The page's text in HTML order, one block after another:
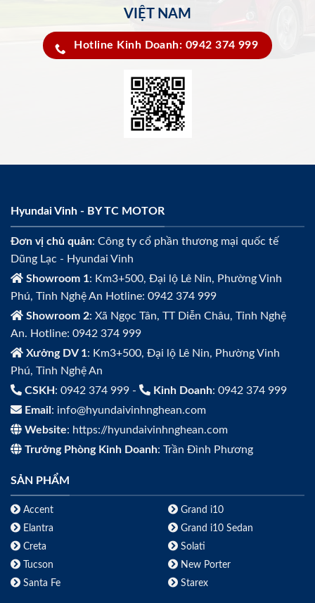
VIỆT NAM
Hotline Kinh Doanh: 0942 374 999
Hyundai Vinh - BY TC MOTOR
Đơn vị chủ quản: Công ty cổ phần thương mại quốc tế
Dũng Lạc - Hyundai Vinh
Showroom 1: Km3+500, Đại lộ Lê Nin, Phường Vinh
Phú, Tỉnh Nghệ An Hotline: 0942 374 999
Showroom 2: Xã Ngọc Tân, TT Diễn Châu, Tỉnh Nghệ
An. Hotline: 0942 374 999
Xưởng DV 1: Km3+500, Đại lộ Lê Nin, Phường Vinh
Phú, Tỉnh Nghệ An
CSKH : 0942 374 999 - Kinh Doanh: 0942 374 999
Email : info@hyundaivinhnghean.com
Website: https://hyundaivinhnghean.com
Trưởng Phòng Kinh Doanh: Trần Đình Phương
SẢN PHẨM
Accent
Elantra
Creta
Tucson
Santa Fe
Grand i10
Grand i10 Sedan
Solati
New Porter
Starex